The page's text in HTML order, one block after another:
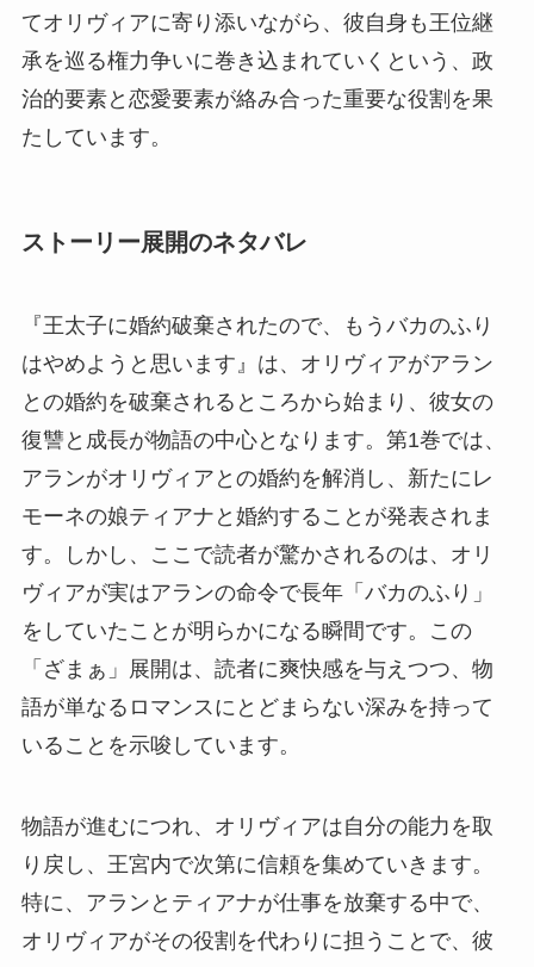
てオリヴィアに寄り添いながら、彼自身も王位継
承を巡る権力争いに巻き込まれていくという、政
治的要素と恋愛要素が絡み合った重要な役割を果
たしています。
ストーリー展開のネタバレ
『王太子に婚約破棄されたので、もうバカのふり
はやめようと思います』は、オリヴィアがアラン
との婚約を破棄されるところから始まり、彼女の
復讐と成長が物語の中心となります。第1巻では、
アランがオリヴィアとの婚約を解消し、新たにレ
モーネの娘ティアナと婚約することが発表されま
す。しかし、ここで読者が驚かされるのは、オリ
ヴィアが実はアランの命令で長年「バカのふり」
をしていたことが明らかになる瞬間です。この
「ざまぁ」展開は、読者に爽快感を与えつつ、物
語が単なるロマンスにとどまらない深みを持って
いることを示唆しています。
物語が進むにつれ、オリヴィアは自分の能力を取
り戻し、王宮内で次第に信頼を集めていきます。
特に、アランとティアナが仕事を放棄する中で、
オリヴィアがその役割を代わりに担うことで、彼